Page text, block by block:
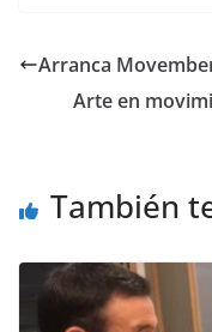
Arranca
Arte en
También